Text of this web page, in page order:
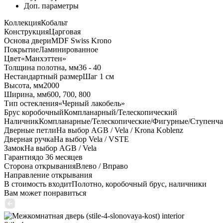
Доп. параметры
КоллекцияКобальт
КонструкцияЦарговая
Основа двериMDF Swiss Krono
ПокрытиеЛаминированное
Цвет«Манхэттен»
Толщина полотна, мм36 - 40
Нестандартный размерШаг 1 см
Высота, мм2000
Ширина, мм600, 700, 800
Тип остекления«Черный лакобель»
Брус коробочныйКомпланарный/Телескопический
НаличникКомпланарные/Телескопические/Фигурные/
Дверные петлиНа выбор AGB / Vela / Krona Koblenz
Дверная ручкаНа выбор Vela / VSTE
ЗамокНа выбор AGB / Vela
Гарантиядо 36 месяцев
Сторона открыванияВлево / Вправо
Направление открывания
В стоимость входитПолотно, коробочный брус, наличники
Вам может понравиться